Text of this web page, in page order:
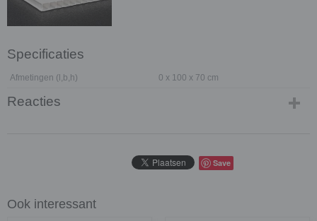
Specificaties
Afmetingen (l,b,h) 0 x 100 x 70 cm
Reacties
Save
Ook interessant